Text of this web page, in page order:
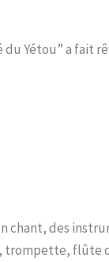
Yétou” a fait
des
flûte